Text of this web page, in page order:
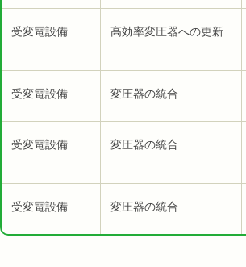
受変電設備 高効率変圧器への更新
受変電設備 変圧器の統合
受変電設備 変圧器の統合
受変電設備 変圧器の統合